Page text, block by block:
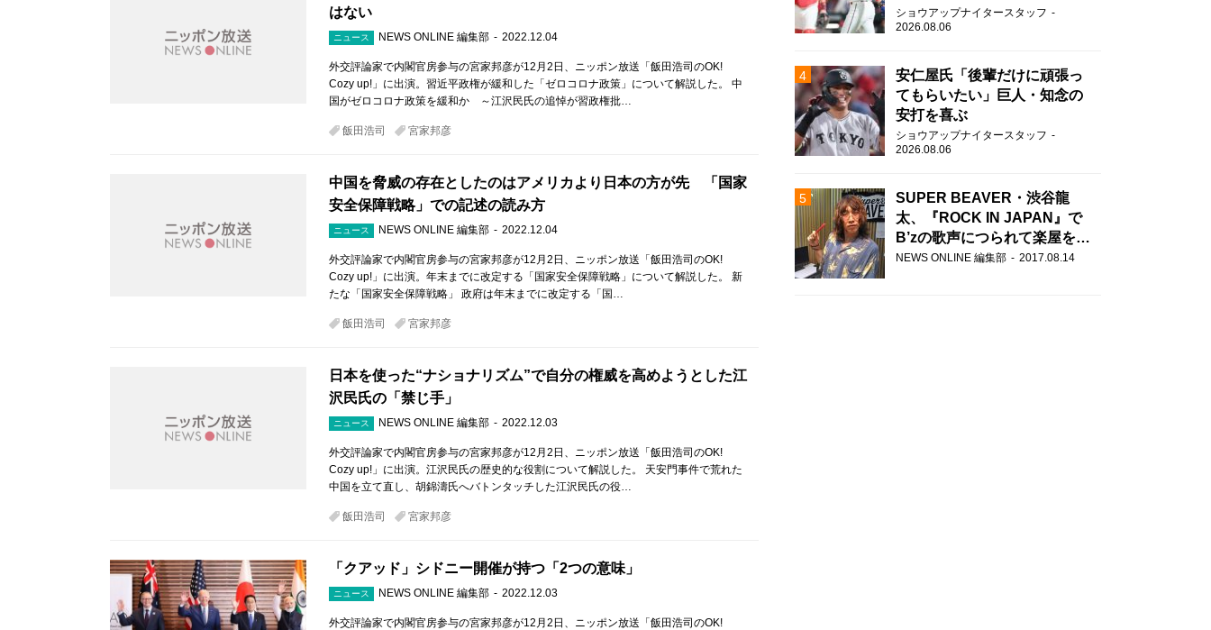
はない
ニュース NEWS ONLINE 編集部 2022.12.04
外交評論家で内閣官房参与の宮家邦彦が12月2日、ニッポン放送「飯田浩司のOK!
Cozy up!」に出演。習近平政権が緩和した「ゼロコロナ政策」について解説した。 中
国がゼロコロナ政策を緩和か ～江沢民氏の追悼が習政権批…
飯田浩司 宮家邦彦
中国を脅威の存在としたのはアメリカより日本の方が先 「国家
安全保障戦略」での記述の読み方
ニュース NEWS ONLINE 編集部 2022.12.04
外交評論家で内閣官房参与の宮家邦彦が12月2日、ニッポン放送「飯田浩司のOK!
Cozy up!」に出演。年末までに改定する「国家安全保障戦略」について解説した。 新
たな「国家安全保障戦略」 政府は年末までに改定する「国…
飯田浩司 宮家邦彦
日本を使った“ナショナリズム”で自分の権威を高めようとした江
沢民氏の「禁じ手」
ニュース NEWS ONLINE 編集部 2022.12.03
外交評論家で内閣官房参与の宮家邦彦が12月2日、ニッポン放送「飯田浩司のOK!
Cozy up!」に出演。江沢民氏の歴史的な役割について解説した。 天安門事件で荒れた
中国を立て直し、胡錦濤氏へバトンタッチした江沢民氏の役…
飯田浩司 宮家邦彦
「クアッド」シドニー開催が持つ「2つの意味」
ニュース NEWS ONLINE 編集部 2022.12.03
外交評論家で内閣官房参与の宮家邦彦が12月2日、ニッポン放送「飯田浩司のOK!
い」
ショウアップナイタースタッフ
2026.08.06
安仁屋氏「後輩だけに頑張っ
てもらいたい」巨人・知念の
安打を喜ぶ
ショウアップナイタースタッフ
2026.08.06
SUPER BEAVER・渋谷龍
太、『ROCK IN JAPAN』で
B’zの歌声につられて楽屋を脱
走！？
NEWS ONLINE 編集部 2017.08.14